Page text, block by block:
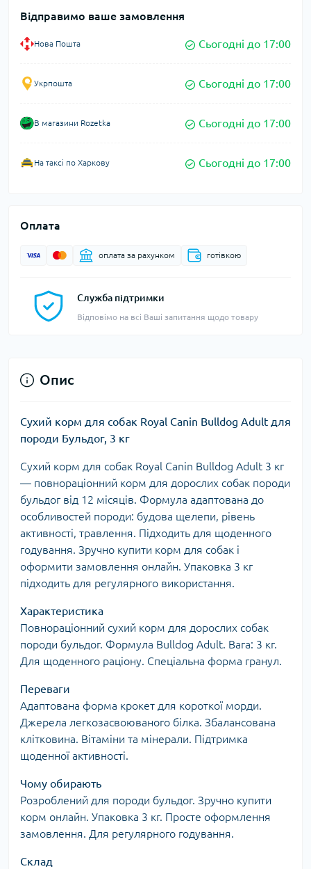
Відправимо ваше замовлення
Нова Пошта Сьогодні до 17:00
Укрпошта Сьогодні до 17:00
В магазини Rozetka Сьогодні до 17:00
На таксі по Харкову Сьогодні до 17:00
Оплата
оплата за рахунком готівкою
Служба підтримки
Відповімо на всі Ваші запитання щодо товару
Опис
Сухий корм для собак Royal Canin Bulldog Adult для
породи Бульдог, 3 кг
Сухий корм для собак Royal Canin Bulldog Adult 3 кг
— повнораціонний корм для дорослих собак породи
бульдог від 12 місяців. Формула адаптована до
особливостей породи: будова щелепи, рівень
активності, травлення. Підходить для щоденного
годування. Зручно купити корм для собак і
оформити замовлення онлайн. Упаковка 3 кг
підходить для регулярного використання.
Характеристика
Повнораціонний сухий корм для дорослих собак
породи бульдог. Формула Bulldog Adult. Вага: 3 кг.
Для щоденного раціону. Спеціальна форма гранул.
Переваги
Адаптована форма крокет для короткої морди.
Джерела легкозасвоюваного білка. Збалансована
клітковина. Вітаміни та мінерали. Підтримка
щоденної активності.
Чому обирають
Розроблений для породи бульдог. Зручно купити
корм онлайн. Упаковка 3 кг. Просте оформлення
замовлення. Для регулярного годування.
Склад